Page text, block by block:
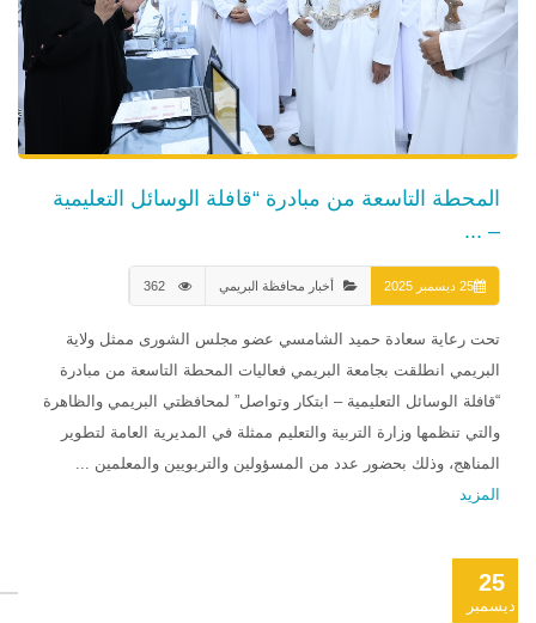
المحطة التاسعة من مبادرة “قافلة الوسائل التعليمية
– ...
25 ديسمبر 2025 أخبار محافظة البريمي
تحت رعاية سعادة حميد الشامسي عضو مجلس الشورى ممثل ولاية
البريمي انطلقت بجامعة البريمي فعاليات المحطة التاسعة من مبادرة
“قافلة الوسائل التعليمية – ابتكار وتواصل” لمحافظتي البريمي والظاهرة
والتي تنظمها وزارة التربية والتعليم ممثلة في المديرية العامة لتطوير
المناهج، وذلك بحضور عدد من المسؤولين والتربويين والمعلمين ...
المزيد
25
ديسمبر